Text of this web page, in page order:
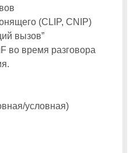
(CLIP, CNIP)
вызов”
во время разговора
условная)